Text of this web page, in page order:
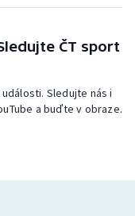
ČT sport
Sledujte nás i
a buďte v obraze.